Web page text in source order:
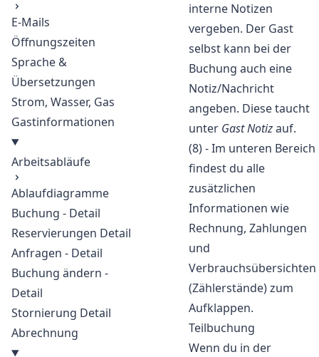
E-Mails
Öffnungszeiten
Sprache &
Übersetzungen
Strom, Wasser, Gas
Gastinformationen
Arbeitsabläufe
Ablaufdiagramme
Buchung - Detail
Reservierungen Detail
Anfragen - Detail
Buchung ändern -
Detail
Stornierung Detail
Abrechnung
interne Notizen
vergeben. Der Gast
selbst kann bei der
Buchung auch eine
Notiz/Nachricht
angeben. Diese taucht
unter Gast Notizauf.
(8) - Im unteren Bereich
findest du alle
zusätzlichen
Informationen wie
Rechnung, Zahlungen
und
Verbrauchsübersichten
(Zählerstände) zum
Aufklappen.
Teilbuchung
Wenn du in der